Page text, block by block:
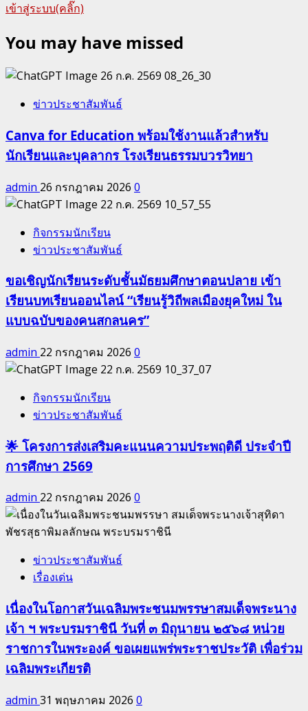
เข้าสู่ระบบ(คลิ๊ก)
You may have missed
ข่าวประชาสัมพันธ์
Canva for Education พร้อมใช้งานแล้วสำหรับ
นักเรียนและบุคลากร โรงเรียนธรรมบวรวิทยา
admin 26 กรกฎาคม 2026 0
กิจกรรมนักเรียน
ข่าวประชาสัมพันธ์
ขอเชิญนักเรียนระดับชั้นมัธยมศึกษาตอนปลาย เข้า
เรียนบทเรียนออนไลน์ “เรียนรู้วิถีพลเมืองยุคใหม่ ใน
แบบฉบับของคนสกลนคร”
admin 22 กรกฎาคม 2026 0
กิจกรรมนักเรียน
ข่าวประชาสัมพันธ์
🌟 โครงการส่งเสริมคะแนนความประพฤติดี ประจำปี
การศึกษา 2569
admin 22 กรกฎาคม 2026 0
ข่าวประชาสัมพันธ์
เรื่องเด่น
เนื่องในโอกาสวันเฉลิมพระชนมพรรษาสมเด็จพระนาง
เจ้า ฯ พระบรมราชินี วันที่ ๓ มิถุนายน ๒๕๖๘ หน่วย
ราชการในพระองค์ ขอเผยแพร่พระราชประวัติ เพื่อร่วม
เฉลิมพระเกียรติ
admin 31 พฤษภาคม 2026 0